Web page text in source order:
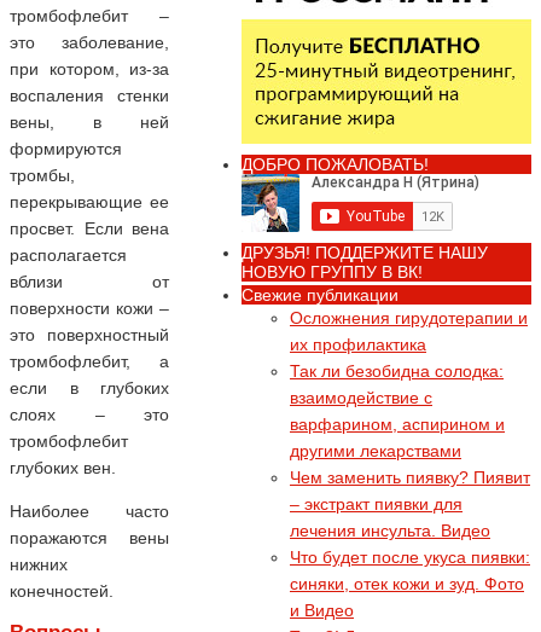
тромбофлебит –
это заболевание,
при котором, из-за
воспаления стенки
вены, в ней
формируются
тромбы,
перекрывающие ее
просвет. Если вена
располагается
вблизи от
поверхности кожи –
это поверхностный
тромбофлебит, а
если в глубоких
слоях – это
тромбофлебит
глубоких вен.
Наиболее часто
поражаются вены
нижних
конечностей.
ДОБРО ПОЖАЛОВАТЬ!
ДРУЗЬЯ! ПОДДЕРЖИТЕ НАШУ
НОВУЮ ГРУППУ В ВК!
Свежие публикации
Осложнения гирудотерапии и
их профилактика
Так ли безобидна солодка:
взаимодействие с
варфарином, аспирином и
другими лекарствами
Чем заменить пиявку? Пиявит
– экстракт пиявки для
лечения инсульта. Видео
Что будет после укуса пиявки:
синяки, отек кожи и зуд. Фото
и Видео